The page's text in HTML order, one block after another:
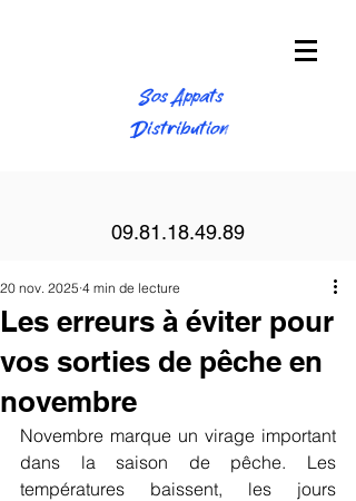
Sos Appats
Distribution
09.81.18.49.89
Les erreurs à éviter pour
vos sorties de pêche en
novembre
20 nov. 2025 4 min de lecture
Novembre marque un virage important
dans la saison de pêche. Les
températures baissent, les jours